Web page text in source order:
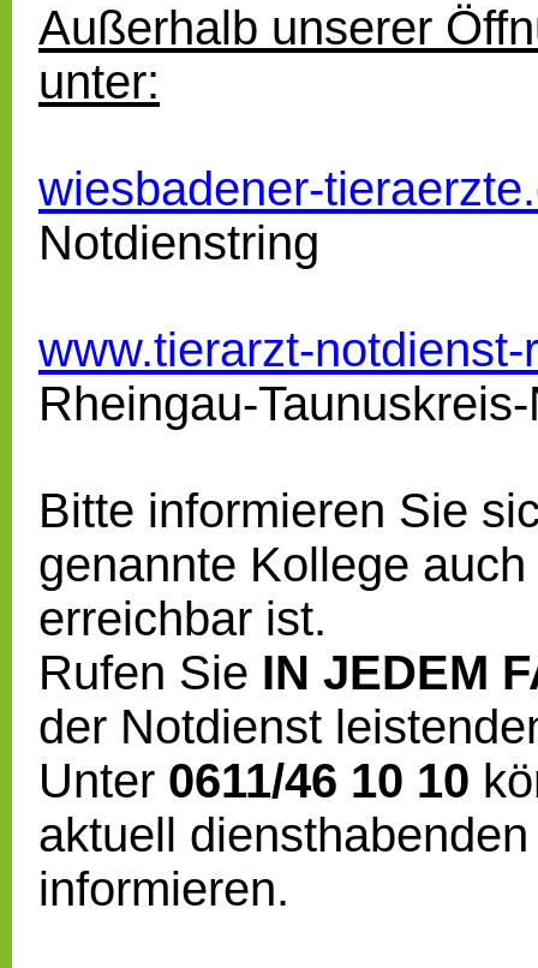
Außerhalb unserer
unter:
wiesbadener-
Notdienstring
www.tierarzt-notdienst-
Rheingau-
Bitte informieren Sie
genannte Kollege
erreichbar ist.
Rufen Sie IN JEDEM
der Notdienst
Unter 0611/46 10 10
aktuell
informieren.